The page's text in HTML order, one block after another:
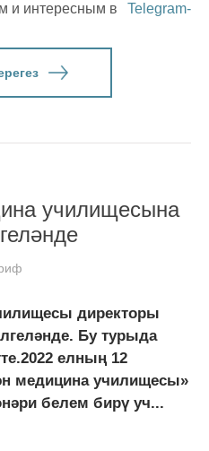
и интересным в
Telegram-
училищесына
директоры
Бу турыда
елның 12
медицина училищесы»
белем бирү уч...